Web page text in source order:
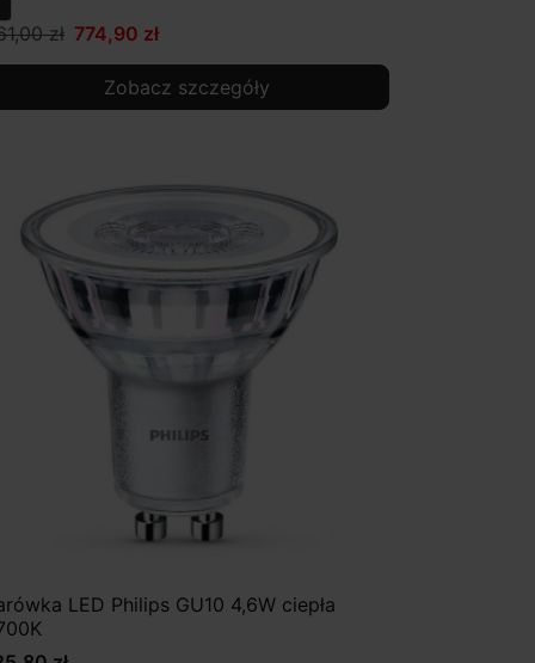
zł 774,90 zł
Zobacz szczegóły
LED Philips GU10 4,6W ciepła